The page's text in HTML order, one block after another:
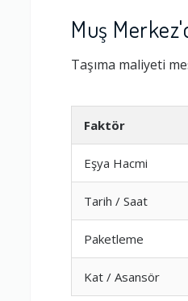
Muş
Taşıma maliyeti
Faktör
Eşya Hacmi
Tarih / Saat
Paketleme
Kat / Asansör